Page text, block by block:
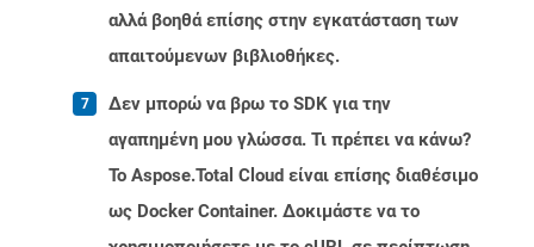
αλλά βοηθά επίσης στην εγκατάσταση των
απαιτούμενων βιβλιοθήκες.
Δεν μπορώ να βρω το SDK για την
αγαπημένη μου γλώσσα. Τι πρέπει να κάνω?
Το Aspose.Total Cloud είναι επίσης διαθέσιμο
ως Docker Container. Δοκιμάστε να το